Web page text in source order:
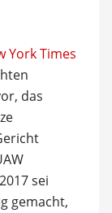
York Times
das
sei
gemacht,